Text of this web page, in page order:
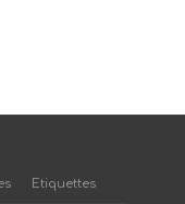
Etiquettes